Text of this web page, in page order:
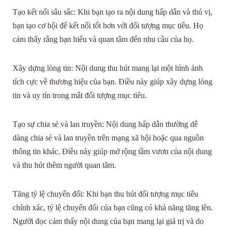
Tạo kết nối sâu sắc: Khi bạn tạo ra nội dung hấp dẫn và thú vị,
bạn tạo cơ hội để kết nối tốt hơn với đối tượng mục tiêu. Họ
cảm thấy rằng bạn hiểu và quan tâm đến nhu cầu của họ.
Xây dựng lòng tin: Nội dung thu hút mang lại một hình ảnh
tích cực về thương hiệu của bạn. Điều này giúp xây dựng lòng
tin và uy tín trong mắt đối tượng mục tiêu.
Tạo sự chia sẻ và lan truyền: Nội dung hấp dẫn thường dễ
dàng chia sẻ và lan truyền trên mạng xã hội hoặc qua nguồn
thông tin khác. Điều này giúp mở rộng tầm vươn của nội dung
và thu hút thêm người quan tâm.
Tăng tỷ lệ chuyển đổi: Khi bạn thu hút đối tượng mục tiêu
chính xác, tỷ lệ chuyển đổi của bạn cũng có khả năng tăng lên.
Người đọc cảm thấy nội dung của bạn mang lại giá trị và do